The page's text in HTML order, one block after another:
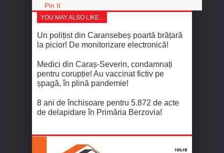
Pin It
YOU MAY ALSO LIKE...
Un polițist din Caransebeș poartă brățară
la picior! De monitorizare electronică!
Medici din Caraș-Severin, condamnați
pentru corupție! Au vaccinat fictiv pe
șpagă, în plină pandemie!
8 ani de închisoare pentru 5.872 de acte
de delapidare în Primăria Berzovia!